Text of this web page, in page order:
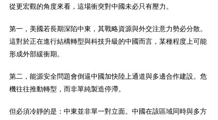
從更宏觀的角度來看，這場衝突對中國未必只有壓力。
第一，美國若長期深陷中東，其戰略資源與外交注意力勢必分散。
這對於正在進行結構轉型與科技升級的中國而言，某種程度上可能
形成外部緩衝期。
第二，能源安全問題會倒逼中國加快陸上通道與多邊合作建設。危
機往往推動轉型，而非單純製造停滯。
但必須冷靜的是：中東並非單一對立面。中國在該區域同時與多方